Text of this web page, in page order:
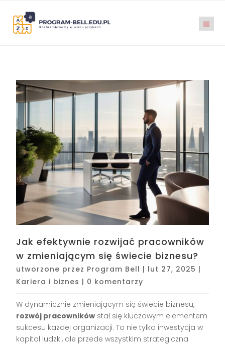
Jak efektywnie rozwijać pracowników
w zmieniającym się świecie biznesu?
utworzone przez Program Bell | lut 27, 2025 |
Kariera i biznes | 0 komentarzy
W dynamicznie zmieniającym się świecie biznesu,
rozwój pracowników stał się kluczowym elementem
sukcesu każdej organizacji. To nie tylko inwestycja w
kapitał ludzki, ale przede wszystkim strategiczna